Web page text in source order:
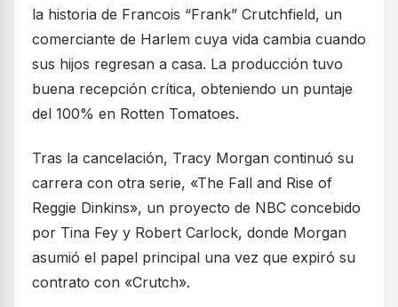
la historia de Francois “Frank” Crutchfield, un
comerciante de Harlem cuya vida cambia cuando
sus hijos regresan a casa. La producción tuvo
buena recepción crítica, obteniendo un puntaje
del 100% en Rotten Tomatoes.
Tras la cancelación, Tracy Morgan continuó su
carrera con otra serie, «The Fall and Rise of
Reggie Dinkins», un proyecto de NBC concebido
por Tina Fey y Robert Carlock, donde Morgan
asumió el papel principal una vez que expiró su
contrato con «Crutch».